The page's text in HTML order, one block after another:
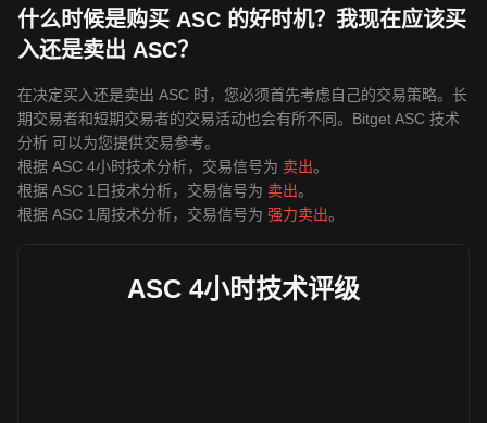
什么时候是购买 ASC 的好时机？我现在应该买
入还是卖出 ASC？
在决定买入还是卖出 ASC 时，您必须首先考虑自己的交易策略。长
期交易者和短期交易者的交易活动也会有所不同。Bitget ASC 技术
分析 可以为您提供交易参考。
根据 ASC 4小时技术分析，交易信号为 卖出。
根据 ASC 1日技术分析，交易信号为 卖出。
根据 ASC 1周技术分析，交易信号为 强力卖出。
ASC 4小时技术评级